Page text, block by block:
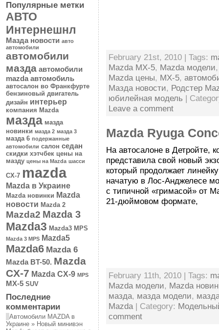
February 21st, 2010 | Tags:
Mazda MX-5, Mazda модели
Mazda цены, MX-5,
Мазда новости, Родстер
юбилейная модель |
Leave a comment
Mazda Ryuga
На автосалоне в Детройте,
представила свой новый
который продолжает
начатую в Лос-Анджелесе
с типичной «гримасой» от
21-дюймовом формате,
February 11th, 2010 | Tags:
Mazda модели, Mazda
мазда, мазда модели,
Mazda| Category:
comment
Популярные метки
АВТО
Интернешнл
Мазда новости авто
автомобили
автомобили
мазда автомобили
mazda автомобиль
автосалон во Франкфурте
бензиновый двигатель
дизайн интерьер
компания Mazda
мазда мазда
новинки мазда 2 мазда 3
мазда 6 подержанные
автомобили салон седан
скидки хэтчбек цены на
мазду цены на Mazda шасси
CX-7 mazda
Mazda в Украине
Mazda новинки Mazda
новости Mazda 2
Mazda2 Mazda 3
Mazda3 Mazda3 MPS
Mazda 3 MPS Mazda5
Mazda6 Mazda 6
Mazda BT-50. Mazda
CX-7 Mazda CX-9 MPS
MX-5 SUV
Последние
комментарии
Автомобили MAZDA в
Украине » Новый минивэн